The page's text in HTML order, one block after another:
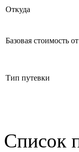
Откуда
Базовая стоимость от
Тип путевки
Список